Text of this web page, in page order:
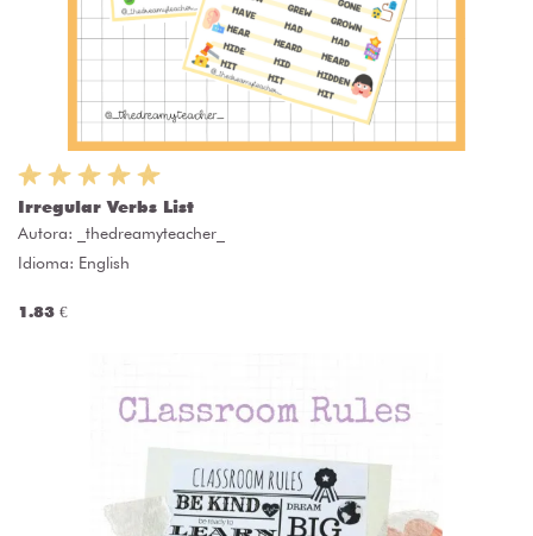
Irregular Verbs List
Autora:
_thedreamyteacher_
Idioma: English
1.83 €